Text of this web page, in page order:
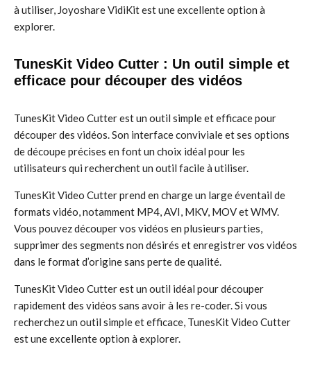
à utiliser, Joyoshare VidiKit est une excellente option à
explorer.
TunesKit Video Cutter : Un outil simple et
efficace pour découper des vidéos
TunesKit Video Cutter est un outil simple et efficace pour
découper des vidéos. Son interface conviviale et ses options
de découpe précises en font un choix idéal pour les
utilisateurs qui recherchent un outil facile à utiliser.
TunesKit Video Cutter prend en charge un large éventail de
formats vidéo, notamment MP4, AVI, MKV, MOV et WMV.
Vous pouvez découper vos vidéos en plusieurs parties,
supprimer des segments non désirés et enregistrer vos vidéos
dans le format d’origine sans perte de qualité.
TunesKit Video Cutter est un outil idéal pour découper
rapidement des vidéos sans avoir à les re-coder. Si vous
recherchez un outil simple et efficace, TunesKit Video Cutter
est une excellente option à explorer.